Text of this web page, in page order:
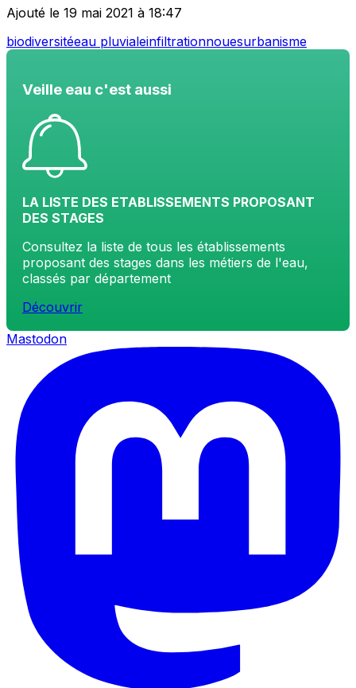
Ajouté le 19 mai 2021 à 18:47
biodiversitéeau pluvialeinfiltrationnouesurbanisme
Veille eau c'est aussi
LA LISTE DES ETABLISSEMENTS PROPOSANT
DES STAGES
Consultez la liste de tous les établissements
proposant des stages dans les métiers de l'eau,
classés par département
Découvrir
Mastodon